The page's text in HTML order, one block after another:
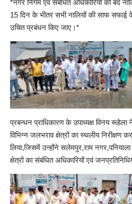
*नगर निगम एवं संबंधित अधिकारियों को बंद
15 दिन के भीतर सभी नालियों की साफ सफाई
उचित प्रबंधन किए जाए।*
प्रबन्धन प्राधिकारण के उपाध्यक्ष विनय
विभिन्न जलभराव क्षेत्रों का स्थलीय निरीक्षण
लिया,जिसमें उन्होंने सलेमपुर,राम
क्षेत्रों का संबंधित अधिकारियों एवं